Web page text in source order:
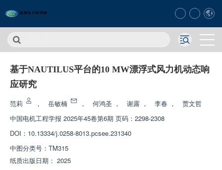
基于NAUTILUS平台的10 MW漂浮式风力机动态响
应研究
范莉 ， 岳敏楠 ， 何鸿圣 ， 谢露 ， 李春 ，
贾文哲
中国电机工程学报 2025年45卷第6期 页码：2298-2308
DOI： 10.13334/j.0258-8013.pcsee.231340
中图分类号： TM315
纸质出版日期： 2025